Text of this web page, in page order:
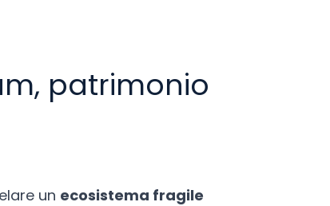
patrimonio
un ecosistema fragile